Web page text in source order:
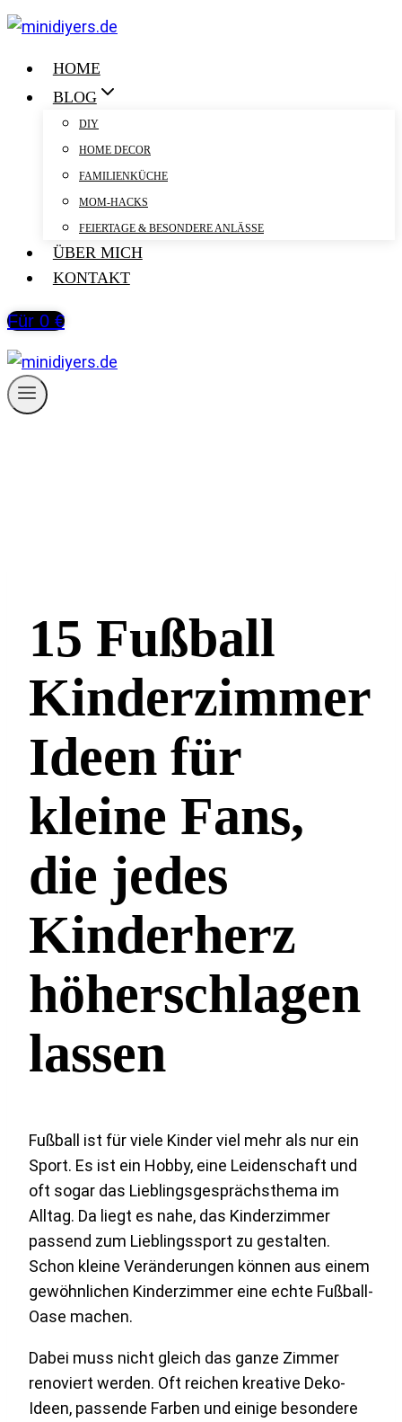
Zum
springenHOME
BLOG
DIY
HOME DECOR
FAMILIENKÜCHE
MOM-HACKS
FEIERTAGE & BESONDERE ANLÄSSE
ÜBER MICH
KONTAKT
Für 0 €
15 Fußball
Kinderzimmer
Ideen für
kleine Fans,
die jedes
Kinderherz
höherschlagen
lassen
Fußball ist für viele Kinder viel mehr als nur ein
Sport. Es ist ein Hobby, eine Leidenschaft und
oft sogar das Lieblingsgesprächsthema im
Alltag. Da liegt es nahe, das Kinderzimmer
passend zum Lieblingssport zu gestalten.
Schon kleine Veränderungen können aus einem
gewöhnlichen Kinderzimmer eine echte Fußball-
Oase machen.
Dabei muss nicht gleich das ganze Zimmer
renoviert werden. Oft reichen kreative Deko-
Ideen, passende Farben und einige besondere